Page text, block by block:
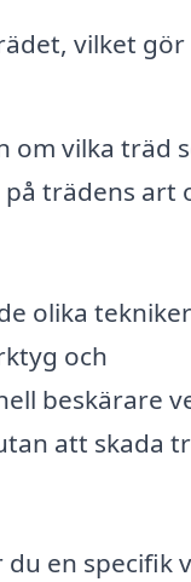
vilket
om vilka träd
trädens art
olika
och
beskärare
att skada
en specifik